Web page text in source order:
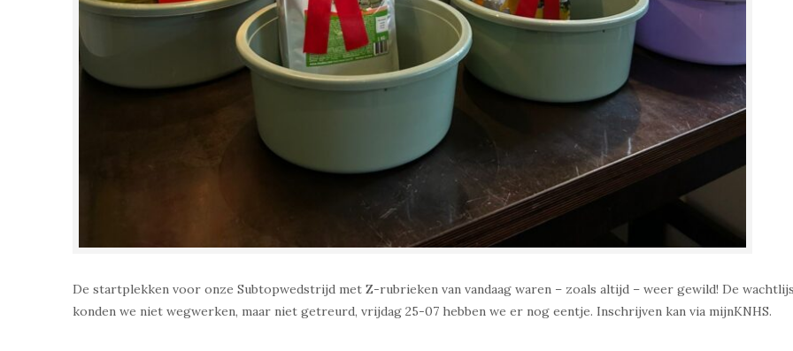
De startplekken voor onze Subtopwedstrijd met Z-rubrieken van vandaag waren – zoals altijd – weer gewild! De
konden we niet wegwerken, maar niet getreurd, vrijdag 25-07 hebben we er nog eentje. Inschrijven kan via mijnKNHS.